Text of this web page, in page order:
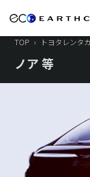
TOP › トヨタレンタ
ノア 等